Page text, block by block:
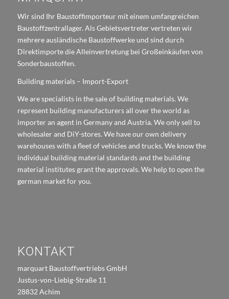
Wir sind Ihr Baustoffimporteur mit einem umfangreichen
Baustoffzentrallager. Als Gebietsvertreter vertreten wir
mehrere ausländische Baustoffwerke und sind durch
Direktimporte die Alleinvertretung bei Großeinkäufen von
Sonderbaustoffen.
Building materials – Import-Export
We are specialists in the sale of building materials. We
represent building manufacturers all over the world as
importer an agent in Germany and Austria. We only sell to
wholesaler and DiY-stores. We have our own delivery
warehouses with a fleet of vehicles and trucks. We know the
individual building material standards and the building
material institutes grant the approvals. We help to open the
german market for you.
KONTAKT
marquart Baustoffvertriebs GmbH
Justus-von-Liebig-Straße 11
28832 Achim